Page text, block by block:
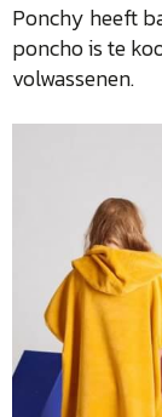
Ponchy heeft
poncho is te
volwassenen.